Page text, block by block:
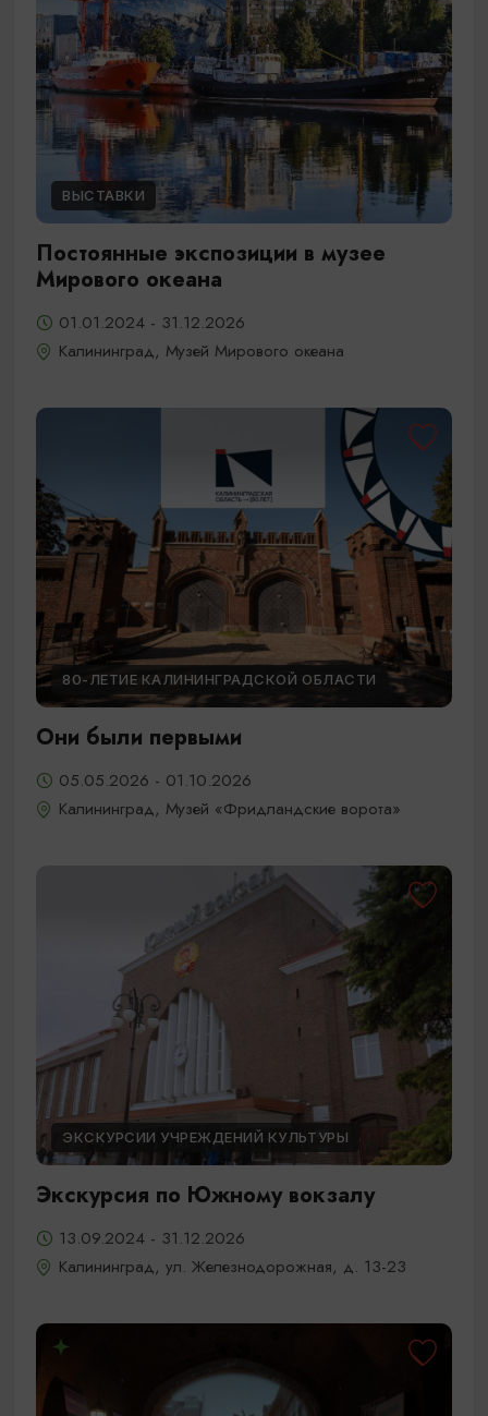
ВЫСТАВКИ
Постоянные экспозиции в музее
Мирового океана
01.01.2024 - 31.12.2026
Калининград, Музей Мирового океана
80-ЛЕТИЕ КАЛИНИНГРАДСКОЙ ОБЛАСТИ
Они были первыми
05.05.2026 - 01.10.2026
Калининград, Музей «Фридландские ворота»
ЭКСКУРСИИ УЧРЕЖДЕНИЙ КУЛЬТУРЫ
Экскурсия по Южному вокзалу
13.09.2024 - 31.12.2026
Калининград, ул. Железнодорожная, д. 13-23